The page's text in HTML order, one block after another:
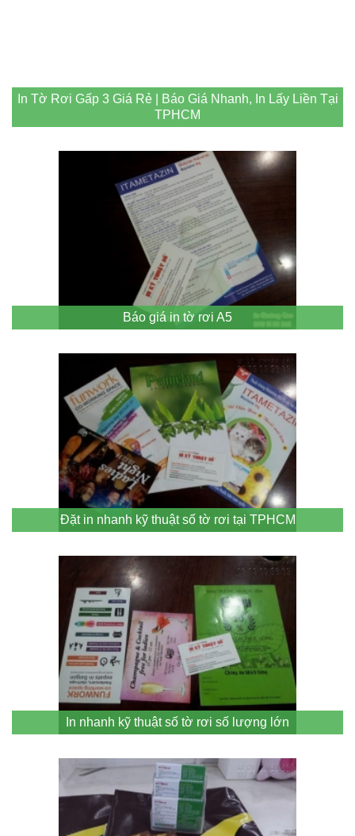
In Tờ Rơi Gấp 3 Giá Rẻ | Báo Giá Nhanh, In Lấy Liền Tại
TPHCM
Báo giá in tờ rơi A5
Đặt in nhanh kỹ thuật số tờ rơi tại TPHCM
In nhanh kỹ thuật số tờ rơi số lượng lớn